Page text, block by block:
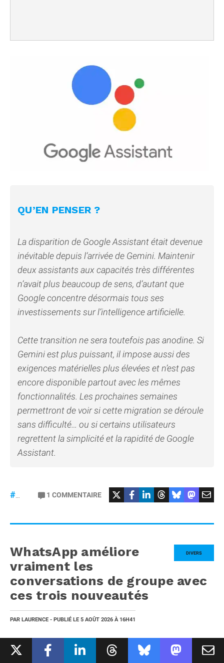
QU’EN PENSER ?
La disparition de Google Assistant était devenue
inévitable depuis l’arrivée de Gemini. Maintenir
deux assistants aux capacités très différentes
n’avait plus beaucoup de sens, d’autant que
Google concentre désormais tous ses
investissements sur l’intelligence artificielle.
Cette transition ne sera toutefois pas anodine. Si
Gemini est plus puissant, il impose aussi des
exigences matérielles plus élevées et n’est pas
encore disponible partout avec les mêmes
fonctionnalités. Les prochaines semaines
permettront de voir si cette migration se déroule
sans difficulté… ou si certains utilisateurs
regrettent la simplicité et la rapidité de Google
Assistant.
#Gemini #GoogleAssistant#Siri
1 COMMENTAIRE
DIVERS
WhatsApp améliore
vraiment les
conversations de groupe avec
ces trois nouveautés
PAR LAURENCE - PUBLIÉ LE 5 AOÛT 2026 À 16H41
COMMENTAIRE